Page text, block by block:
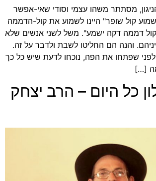
מסתתר משהו עצמי וסודי שאי-אפשר
קול שופר" היינו לשמוע את קול-הדממה
דממה דקה ישמע". משל לשני אנשים שלא
והנה הם החליטו לשבת ולדבר על זה.
שפתחו את הפה, נוכחו לדעת שיש כל כך
[…]
כל היום – הרב יצחק